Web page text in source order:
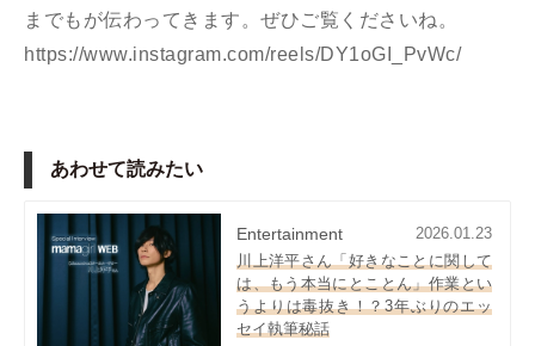
までもが伝わってきます。ぜひご覧くださいね。
https://www.instagram.com/reels/DY1oGI_PvWc/
あわせて読みたい
Entertainment
2026.01.23
川上洋平さん「好きなことに関して
は、もう本当にとことん」作業とい
うよりは毒抜き！？3年ぶりのエッ
セイ執筆秘話